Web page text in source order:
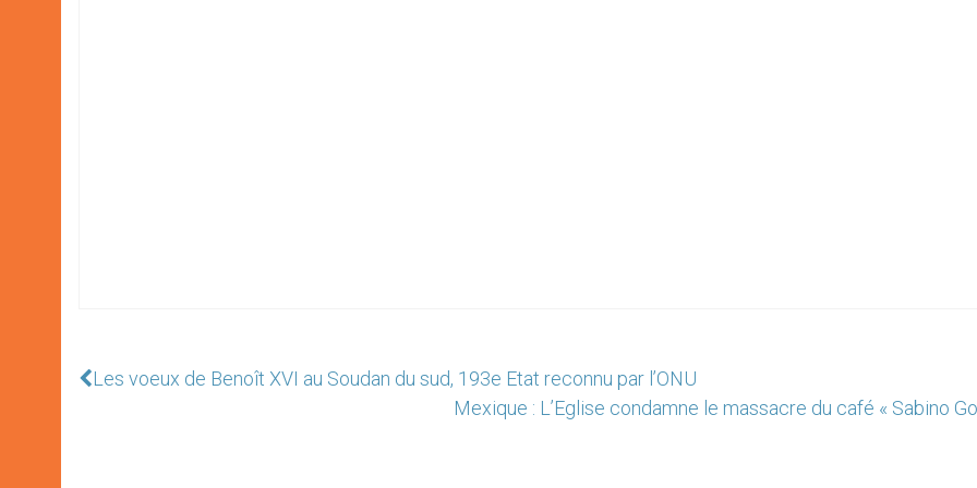
Les voeux de Benoît XVI au Soudan du sud, 193e Etat reconnu par l’ONU
Mexique : L’Eglise condamne le massacre du café « Sabino